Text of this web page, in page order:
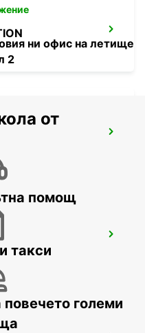
ни офис на летище
2
от
помощ
такси
големи